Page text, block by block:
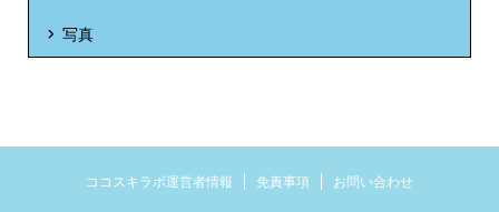
写真
ココスキラボ運営者情報 免責事項 お問い合わせ